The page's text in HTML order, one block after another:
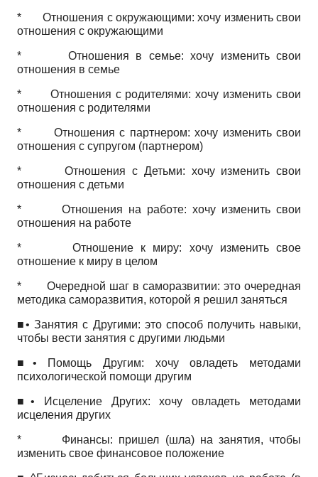
* Отношения с окружающими: хочу изменить свои
отношения с окружающими
* Отношения в семье: хочу изменить свои
отношения в семье
* Отношения с родителями: хочу изменить свои
отношения с родителями
* Отношения с партнером: хочу изменить свои
отношения с супругом (партнером)
* Отношения с Детьми: хочу изменить свои
отношения с детьми
* Отношения на работе: хочу изменить свои
отношения на работе
* Отношение к миру: хочу изменить свое
отношение к миру в целом
* Очередной шаг в саморазвитии: это очередная
методика саморазвития, которой я решил заняться
■• Занятия с Другими: это способ получить навыки,
чтобы вести занятия с другими людьми
■• Помощь Другим: хочу овладеть методами
психологической помощи другим
■• Исцеление Других: хочу овладеть методами
исцеления других
* Финансы: пришел (шла) на занятия, чтобы
изменить свое финансовое положение